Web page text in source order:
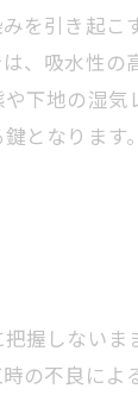
を引き起
、吸水性
下地の湿
となりま
握しない
の不良に